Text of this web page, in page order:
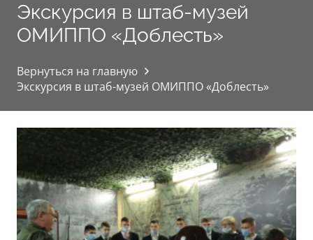
Экскурсия в штаб-музей
ОМИППО «Доблесть»
Вернуться на главную
Экскурсия в штаб-музей ОМИППО «Доблесть»